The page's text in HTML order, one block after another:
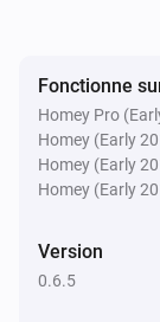
Send
Fonctionne
Homey Pro
Homey (Early
Homey (Early
Homey (Early
Version
0.6.5